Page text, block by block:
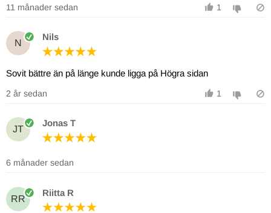
11 månader sedan 1
N
Nils
Sovit bättre än på länge kunde ligga på Högra sidan
2 år sedan 1
JT
Jonas T
6 månader sedan
RR
Riitta R